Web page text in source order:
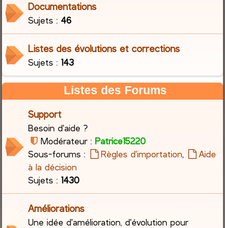
h
Documentations
Sujets : 46
Listes des évolutions et corrections
Sujets :143
Listes des Forums
Support
Besoin d'aide ?
Modérateur : Patrice15220
Sous-forums :
Règles d'importation,
Aide
à la décision
Sujets :1430
Améliorations
Une idée d'amélioration, d'évolution pour